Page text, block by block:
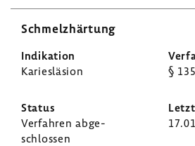
Schmelz­här­tung
Kari­es­lä­sion §
Verfahren abge­
schlossen